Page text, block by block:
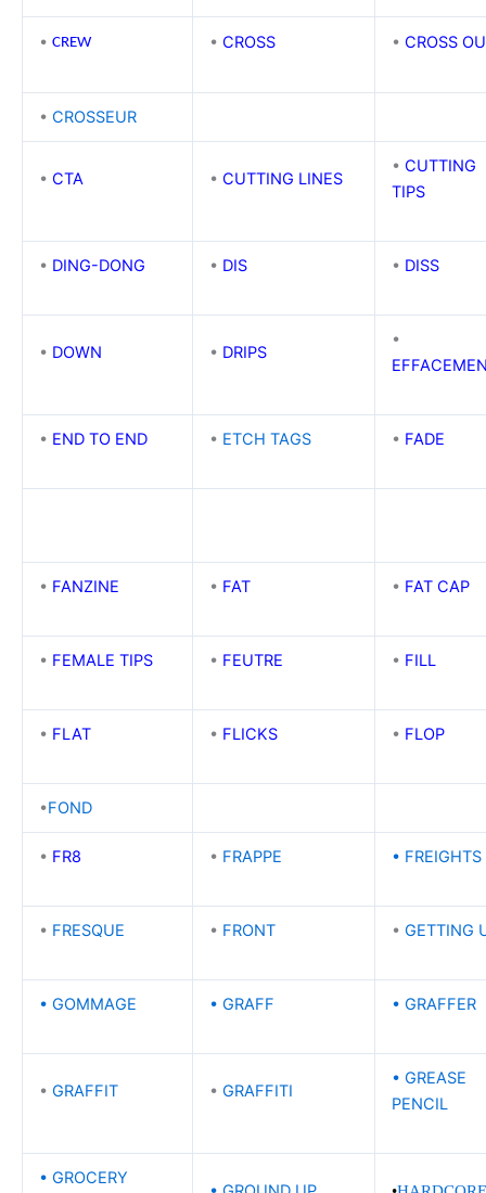
• CREW • CROSS • CROSS
• CROSSEUR
• CTA • CUTTING LINES
• CUTTING
TIPS
• DING-DONG • DIS • DISS
• DOWN • DRIPS
•
• END TO END • ETCH TAGS • FADE
• FANZINE • FAT • FAT CAP
• FEMALE TIPS • FEUTRE • FILL
• FLAT • FLICKS • FLOP
•FOND
• FR8 • FRAPPE • FREIGHTS
• FRESQUE • FRONT • GETTING
• GOMMAGE • GRAFF • GRAFFER
• GRAFFIT • GRAFFITI
• GREASE
PENCIL
• GROCERY